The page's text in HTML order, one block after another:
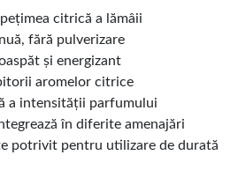
citrică a lămâii
fără pulverizare
și energizant
aromelor citrice
a intensității parfumului
în diferite amenajări
potrivit pentru utilizare de durată